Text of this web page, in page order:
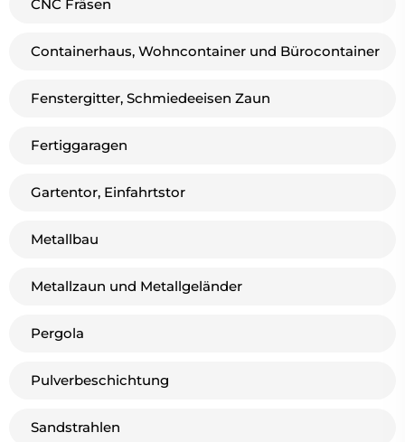
CNC Fräsen
Containerhaus, Wohncontainer und Bürocontainer
Fenstergitter, Schmiedeeisen Zaun
Fertiggaragen
Gartentor, Einfahrtstor
Metallbau
Metallzaun und Metallgeländer
Pergola
Pulverbeschichtung
Sandstrahlen